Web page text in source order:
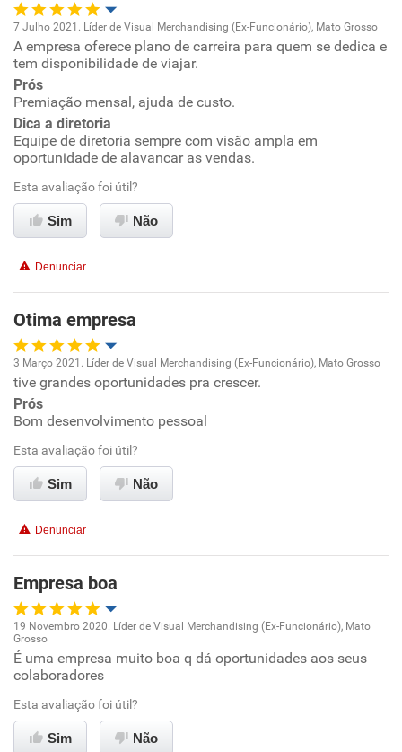
Oportunidade de promoção
Ambiente de trabalho
Conciliação com a vida familiar
Benefícios
Recomenda esta empresa
7 Julho 2021. Líder de Visual Merchandising (Ex-Funcionário), Mato Grosso
A empresa oferece plano de carreira para quem se dedica e
tem disponibilidade de viajar.
Prós
Premiação mensal, ajuda de custo.
Dica a diretoria
Equipe de diretoria sempre com visão ampla em
oportunidade de alavancar as vendas.
Esta avaliação foi útil?
Sim Não
Denunciar
Otima empresa
Oportunidade de promoção
Ambiente de trabalho
Conciliação com a vida familiar
Recomenda a diretoria
3 Março 2021. Líder de Visual Merchandising (Ex-Funcionário), Mato Grosso
tive grandes oportunidades pra crescer.
Prós
Bom desenvolvimento pessoal
Esta avaliação foi útil?
Sim Não
Denunciar
Empresa boa
Oportunidade de promoção
Conciliação com a vida familiar
19 Novembro 2020. Líder de Visual Merchandising (Ex-Funcionário), Mato
Grosso
É uma empresa muito boa q dá oportunidades aos seus
colaboradores
Esta avaliação foi útil?
Sim Não